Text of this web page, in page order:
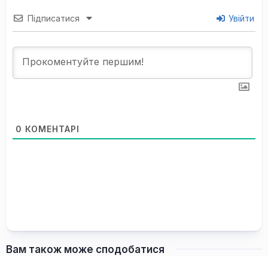
Підписатися Увійти
0 КОМЕНТАРІ
Вам також може сподобатися